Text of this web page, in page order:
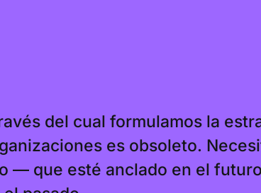
del cual formulamos la
es obsoleto.
— que esté anclado en el